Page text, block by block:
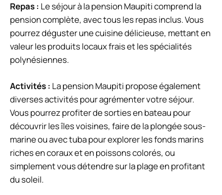
Repas : Le séjour à la pension Maupiti comprend la
pension complète, avec tous les repas inclus. Vous
pourrez déguster une cuisine délicieuse, mettant en
valeur les produits locaux frais et les spécialités
polynésiennes.
Activités : La pension Maupiti propose également
diverses activités pour agrémenter votre séjour.
Vous pourrez profiter de sorties en bateau pour
découvrir les îles voisines, faire de la plongée sous-
marine ou avec tuba pour explorer les fonds marins
riches en coraux et en poissons colorés, ou
simplement vous détendre sur la plage en profitant
du soleil.